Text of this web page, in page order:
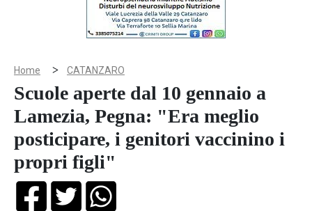
Home > CATANZARO
Scuole aperte dal 10 gennaio a
Lamezia, Pegna: "Era meglio
posticipare, i genitori vaccinino i
propri figli"